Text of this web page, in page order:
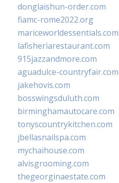
donglaishun-order.com
fiamc-rome2022.org
mariceworldessentials.com
lafisheriarestaurant.com
915jazzandmore.com
aguadulce-countryfair.com
jakehovis.com
bosswingsduluth.com
birminghamautocare.com
tonyscountrykitchen.com
jbellasnailspa.com
mychaihouse.com
alvisgrooming.com
thegeorginaestate.com